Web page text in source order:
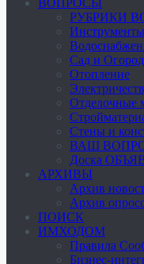
РУБРИКИ
Инструменты
Сад и Огород
Отопление
Отделочные
Стены и
ВАШ
Доска
АРХИВЫ
Архив
Архив
ПОИСК
ИМХОДОМ
Правила
Бизнес-